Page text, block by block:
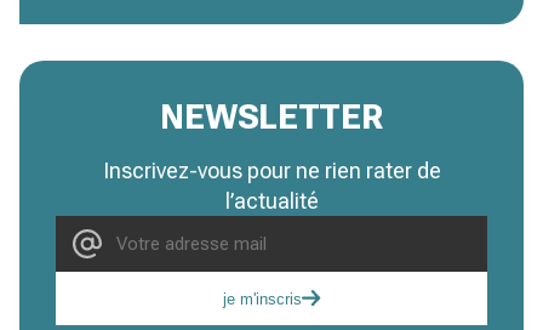
NEWSLETTER
Inscrivez-vous pour ne rien rater de
l’actualité
je m'inscris